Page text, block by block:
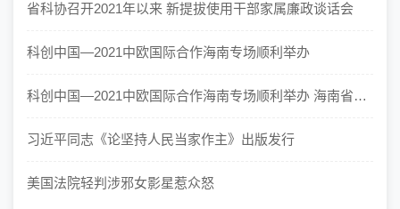
省科协召开2021年以来 新提拔使用干部家属廉政谈话会
科创中国—2021中欧国际合作海南专场顺利举办
科创中国—2021中欧国际合作海南专场顺利举办 海南省科
习近平同志《论坚持人民当家作主》出版发行
美国法院轻判涉邪女影星惹众怒